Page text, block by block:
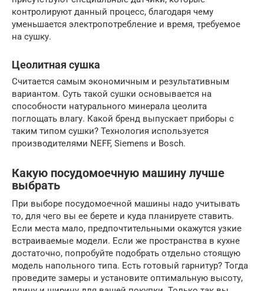
контролируют данный процесс, благодаря чему
уменьшается электропотребление и время, требуемое
на сушку.
Цеолитная сушка
Считается самым экономичным и результативным
вариантом. Суть такой сушки основывается на
способности натурального минерала цеолита
поглощать влагу. Какой бренд выпускает приборы с
таким типом сушки? Технология используется
производителями NEFF, Siemens и Bosch.
Какую посудомоечную машину лучше
выбрать
При выборе посудомоечной машины надо учитывать
то, для чего вы ее берете и куда планируете ставить.
Если места мало, предпочтительными окажутся узкие
встраиваемые модели. Если же пространства в кухне
достаточно, попробуйте подобрать отдельно стоящую
модель напольного типа. Есть готовый гарнитур? Тогда
проведите замеры и установите оптимальную высоту,